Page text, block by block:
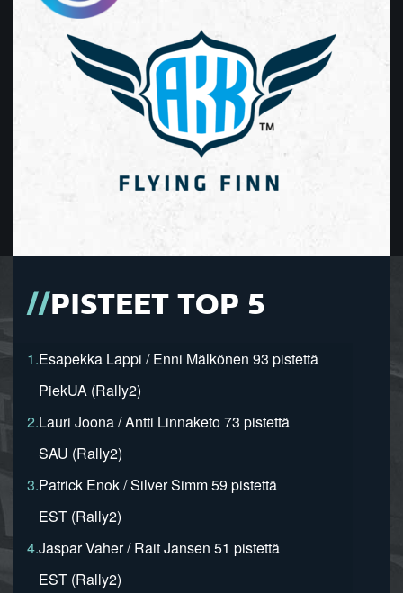
PISTEET TOP 5
1.Esapekka Lappi / Enni Mälkönen 93 pistettä
PiekUA (Rally2)
2.Lauri Joona / Antti Linnaketo 73 pistettä
SAU (Rally2)
3.Patrick Enok / Silver Simm 59 pistettä
EST (Rally2)
4.Jaspar Vaher / Rait Jansen 51 pistettä
EST (Rally2)